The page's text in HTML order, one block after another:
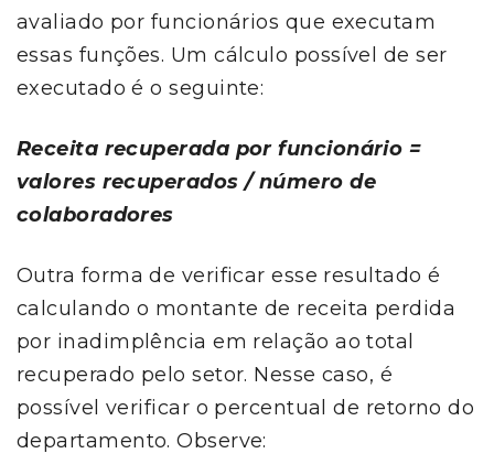
avaliado por funcionários que executam
essas funções. Um cálculo possível de ser
executado é o seguinte:
Receita recuperada por funcionário =
valores recuperados / número de
colaboradores
Outra forma de verificar esse resultado é
calculando o montante de receita perdida
por inadimplência em relação ao total
recuperado pelo setor. Nesse caso, é
possível verificar o percentual de retorno do
departamento. Observe: